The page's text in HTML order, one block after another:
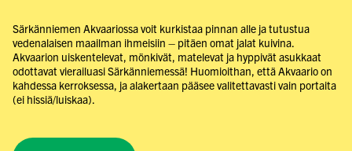
Särkänniemen Akvaariossa voit kurkistaa pinnan alle ja tutustua
vedenalaisen maailman ihmeisiin – pitäen omat jalat kuivina.
Akvaarion uiskentelevat, mönkivät, matelevat ja hyppivät asukkaat
odottavat vierailuasi Särkänniemessä! Huomioithan, että Akvaario on
kahdessa kerroksessa, ja alakertaan pääsee valitettavasti vain portaita
(ei hissiä/luiskaa).